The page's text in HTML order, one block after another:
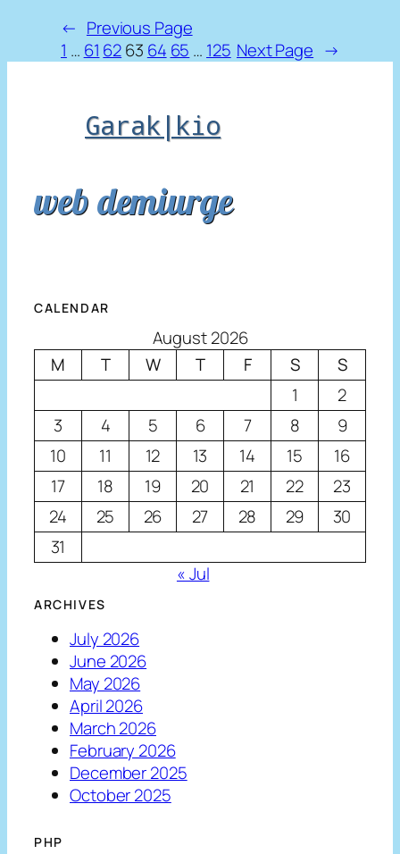
← Previous Page
1 … 61 6263 64 65 … 125 Next Page →
Garak|kio
web demiurge
CALENDAR
August 2026
M
T W T F S
S
1
2
3
4 5 6 7 8
9
10
11 12 13 14 15
16
17
18 19 20 21 22
23
24
25 26 27 28 29
30
31
« Jul
ARCHIVES
July 2026
June 2026
May 2026
April 2026
March 2026
February 2026
December 2025
October 2025
PHP